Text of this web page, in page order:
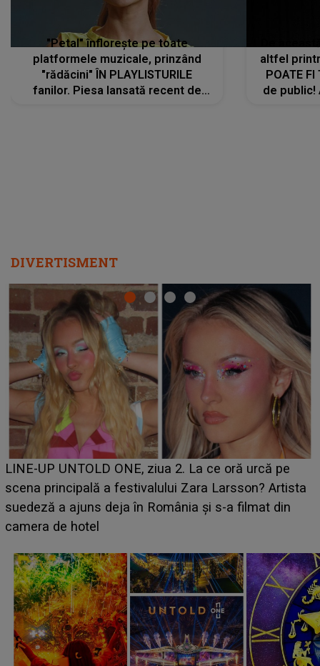
"Petal" înflorește pe toate
platformele muzicale, prinzând
"rădăcini" ÎN PLAYLISTURILE
fanilor. Piesa lansată recent de
altfel
POATE FI
de public!
DIVERTISMENT
Ce a dezvăluit noua concurentă din "Casa Iubirii" l-a
luat prin surprindere pe Emanuel. CINE ESTE
BĂIATUL VIZAT de Alexandra?! Aflându-se în fața
faptului împlinit, A RECUNOSCUT IMEDIAT: "Am